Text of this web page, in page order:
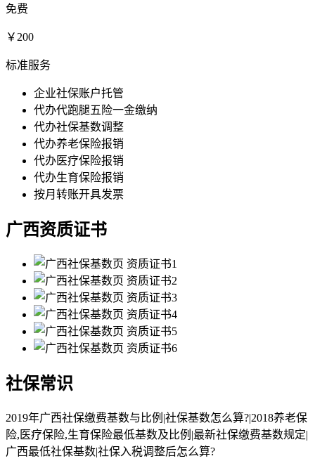
免费
￥200
标准服务
企业社保账户托管
代办代跑腿五险一金缴纳
代办社保基数调整
代办养老保险报销
代办医疗保险报销
代办生育保险报销
按月转账开具发票
广西资质证书
社保常识
2019年广西社保缴费基数与比例|社保基数怎么算?|2018养老保
险,医疗保险,生育保险最低基数及比例|最新社保缴费基数规定|
广西最低社保基数|社保入税调整后怎么算?